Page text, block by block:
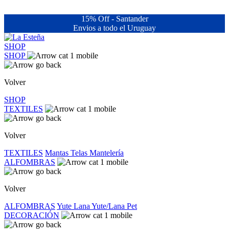
15% Off - Santander
Envios a todo el Uruguay
SHOP
SHOP
Volver
SHOP
TEXTILES
Volver
TEXTILES Mantas Telas Mantelería
ALFOMBRAS
Volver
ALFOMBRAS Yute Lana Yute/Lana Pet
DECORACIÓN